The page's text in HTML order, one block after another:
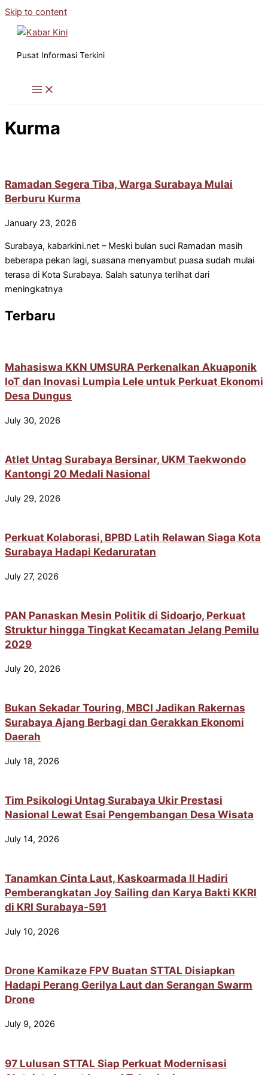
Skip to content
Pusat Informasi Terkini
Kurma
Ramadan Segera Tiba, Warga Surabaya Mulai
Berburu Kurma
January 23, 2026
Surabaya, kabarkini.net – Meski bulan suci Ramadan masih
beberapa pekan lagi, suasana menyambut puasa sudah mulai
terasa di Kota Surabaya. Salah satunya terlihat dari
meningkatnya
Terbaru
Mahasiswa KKN UMSURA Perkenalkan Akuaponik
IoT dan Inovasi Lumpia Lele untuk Perkuat Ekonomi
Desa Dungus
July 30, 2026
Atlet Untag Surabaya Bersinar, UKM Taekwondo
Kantongi 20 Medali Nasional
July 29, 2026
Perkuat Kolaborasi, BPBD Latih Relawan Siaga Kota
Surabaya Hadapi Kedaruratan
July 27, 2026
PAN Panaskan Mesin Politik di Sidoarjo, Perkuat
Struktur hingga Tingkat Kecamatan Jelang Pemilu
2029
July 20, 2026
Bukan Sekadar Touring, MBCI Jadikan Rakernas
Surabaya Ajang Berbagi dan Gerakkan Ekonomi
Daerah
July 18, 2026
Tim Psikologi Untag Surabaya Ukir Prestasi
Nasional Lewat Esai Pengembangan Desa Wisata
July 14, 2026
Tanamkan Cinta Laut, Kaskoarmada II Hadiri
Pemberangkatan Joy Sailing dan Karya Bakti KKRI
di KRI Surabaya-591
July 10, 2026
Drone Kamikaze FPV Buatan STTAL Disiapkan
Hadapi Perang Gerilya Laut dan Serangan Swarm
Drone
July 9, 2026
97 Lulusan STTAL Siap Perkuat Modernisasi